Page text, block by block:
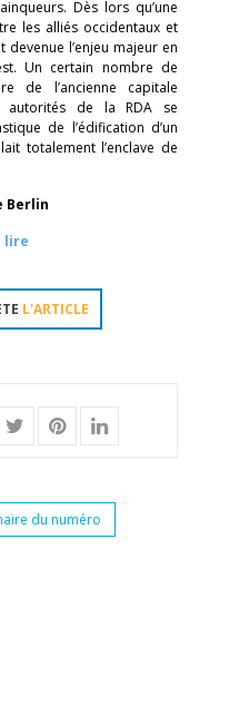
Dès lors qu’une
les alliés occidentaux et
devenue l’enjeu majeur en
Un certain nombre de
de l’ancienne capitale
autorités de la RDA se
de l’édification d’un
totalement l’enclave de
Berlin
lire
L'ARTICLE
du numéro